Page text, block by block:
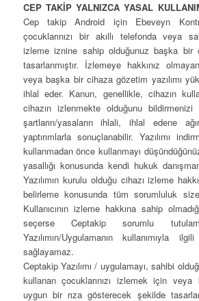
CEP TAKİP YALNIZCA YASAL
Cep takip Android için Ebeveyn
çocuklarınızı bir akıllı telefonda veya
izleme iznine sahip olduğunuz başka bir
tasarlanmıştır. İzlemeye hakkınız
veya başka bir cihaza gözetim yazılımı
ihlal eder. Kanun, genellikle, cihazın
cihazın izlenmekte olduğunu
şartların/yasaların ihlali, ihlal edene
yaptırımlarla sonuçlanabilir. Yazılımı
kullanmadan önce kullanmayı
yasallığı konusunda kendi hukuk
Yazılımın kurulu olduğu cihazı izleme
belirleme konusunda tüm sorumluluk
Kullanıcının izleme hakkına sahip
seçerse Ceptakip sorumlu
Yazılımın/Uygulamanın kullanımıyla
sağlayamaz.
Ceptakip Yazılımı / uygulamayı, sahibi
kullanan çocuklarınızı izlemek için veya
uygun bir rıza gösterecek şekilde